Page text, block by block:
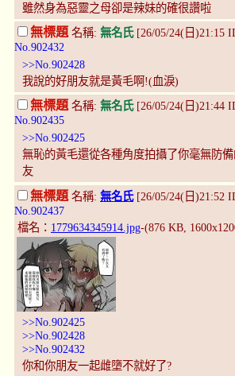
雖然身為惡靈之母卻是辣妹的確很讚啦
無標題 名稱: 無名氏[26/05/24(日)21:15
No.902432
>>No.902428
我說的好朋友就是黃毛啊!(血淚)
無標題名稱: 無名氏[26/05/24(日)21:44
No.902435
>>No.902425
無恥的黃毛還從各種角度拍攝了你毫無防
友
無標題 名稱: 無名氏[26/05/24(日)21:52
No.902437
檔名： 1779634345914.jpg-(876 KB,
>>No.902425
>>No.902428
>>No.902432
你和你朋友一起雌墮不就好了?